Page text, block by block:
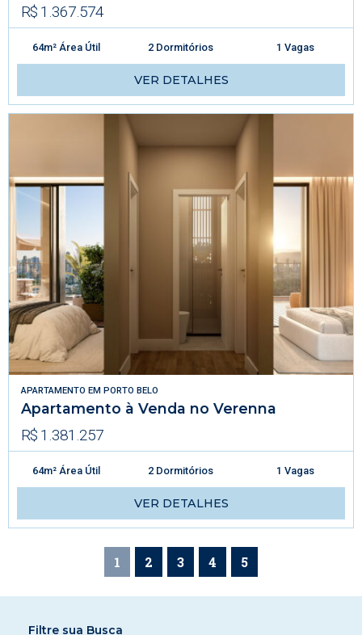
Filtre sua Busca
R$ 1.367.574
64m² Área Útil 2 Dormitórios 1 Vagas
VER DETALHES
APARTAMENTO EM PORTO BELO
Apartamento à Venda no Verenna
R$ 1.381.257
64m² Área Útil 2 Dormitórios 1 Vagas
VER DETALHES
1 2 3 4 5